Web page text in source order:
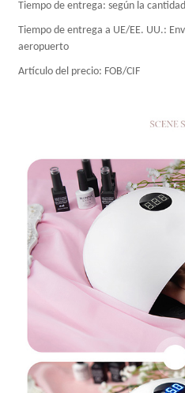
Tiempo de entrega: según la
Tiempo de entrega a UE/EE. UU.:
aeropuerto
Artículo del precio: FOB/CIF